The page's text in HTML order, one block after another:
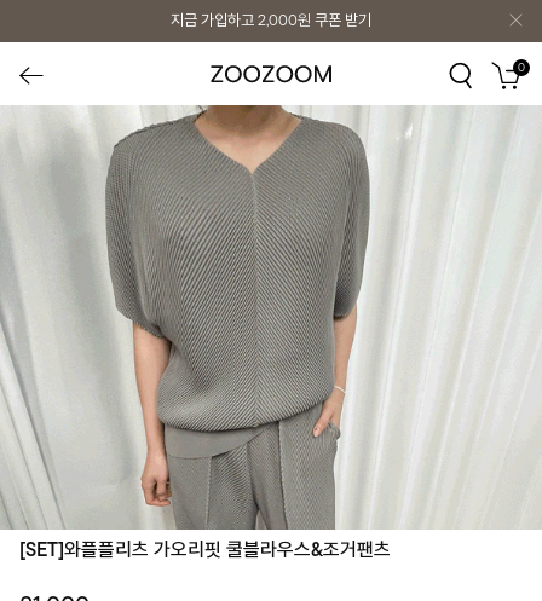
지금 가입하고 2,000원 쿠폰 받기
0
[SET]와플플리츠 가오리핏 쿨블라우스&조거팬츠